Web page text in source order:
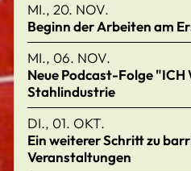
MI., 20. NOV.
Beginn der Arbeiten am
MI., 06. NOV.
Neue Podcast-Folge "ICH
Stahlindustrie
DI., 01. OKT.
Ein weiterer Schritt zu
Veranstaltungen